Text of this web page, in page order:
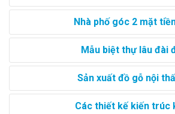
Nhà phố góc 2 mặt
Mẫu biệt thự lâu đài
Sản xuất đồ gỗ nội
Các thiết kế kiến trúc